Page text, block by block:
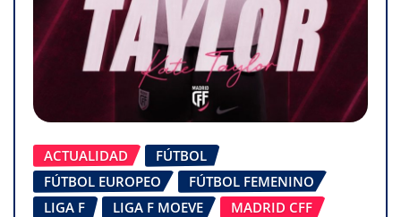
ACTUALIDAD
FÚTBOL
FÚTBOL EUROPEO
FÚTBOL FEMENINO
LIGA F
LIGA F MOEVE
MADRID CFF